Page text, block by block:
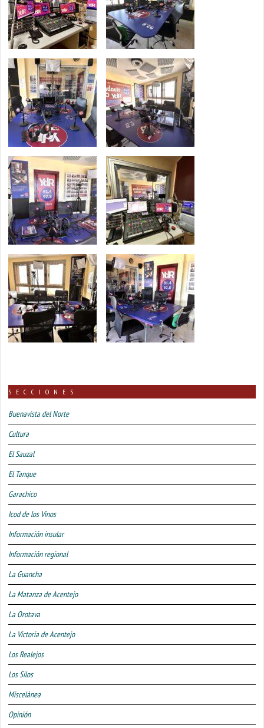
SECCIONES
Buenavista del Norte
Cultura
El Sauzal
El Tanque
Garachico
Icod de los Vinos
Información insular
Información regional
La Guancha
La Matanza de Acentejo
La Orotava
La Victoria de Acentejo
Los Realejos
Los Silos
Miscelánea
Opinión